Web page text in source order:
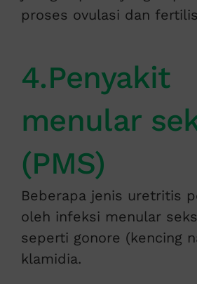
proses ovulasi dan
4.Penyakit
menular
(PMS)
Beberapa jenis uretritis
oleh infeksi menular
seperti gonore (kencing
klamidia.